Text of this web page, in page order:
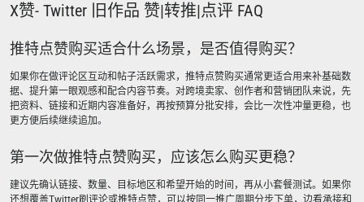
X赞- Twitter 旧作品 赞|转推|点评 FAQ
推特点赞购买适合什么场景，是否值得购买？
如果你在做评论区互动和帖子活跃需求，推特点赞购买通常更适合用来补基础数
据、提升第一眼观感和配合内容节奏。对跨境卖家、创作者和营销团队来说，先
把资料、链接和近期内容准备好，再按预算分批安排，会比一次性冲量更稳，也
更方便后续继续追加。
第一次做推特点赞购买，应该怎么购买更稳？
建议先确认链接、数量、目标地区和希望开始的时间，再从小套餐测试。如果你
还想覆盖Twitter刷评论或推特点赞，可以按同一推广周期分步下单，边看承接和